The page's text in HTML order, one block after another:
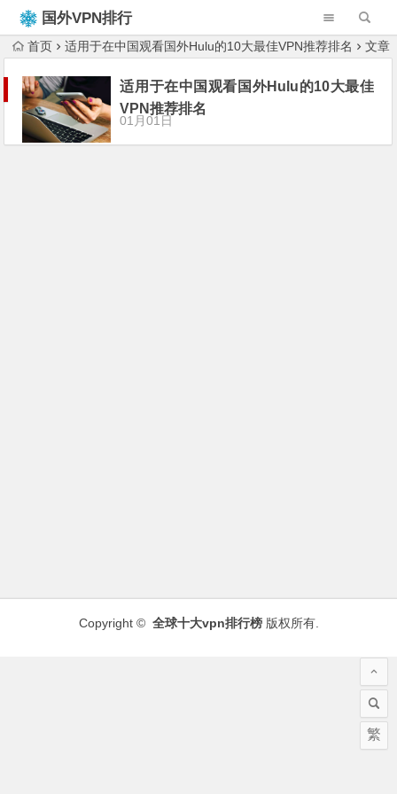
国外VPN排行
榜首页 适用于在中国观看国外Hulu的10大最佳VPN推荐排名 文章
适用于在中国观看国外Hulu的10大最佳
VPN推荐排名
01月01日
Copyright © 全球十大vpn排行榜版权所有.
繁